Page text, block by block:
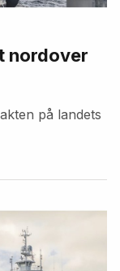
nordover
på landets